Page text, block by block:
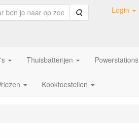
Zoeken Login
Thuisbatterijen Powerstations
Kooktoestellen